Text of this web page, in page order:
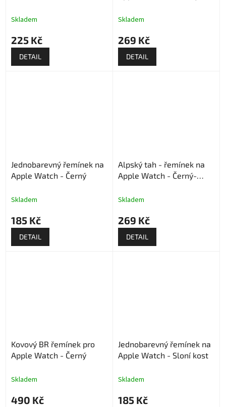
Skladem
225 Kč
DETAIL
Skladem
269 Kč
DETAIL
Jednobarevný řemínek na
Apple Watch - Černý
Skladem
185 Kč
DETAIL
Alpský tah - řemínek na
Apple Watch - Černý-
Skladem
269 Kč
DETAIL
Kovový BR řemínek pro
Apple Watch - Černý
Skladem
490 Kč
Jednobarevný řemínek na
Apple Watch - Sloní kost
Skladem
185 Kč